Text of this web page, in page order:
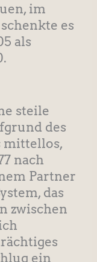
im
es
als
steile
des
mittellos,
nach
Partner
das
zwischen
ein